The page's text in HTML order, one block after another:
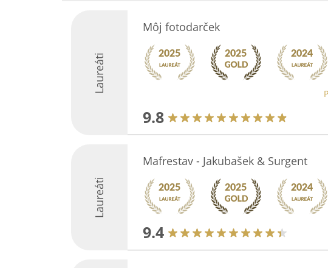
Laureáti
Môj fotodarček
9.8
Laureáti
Mafrestav - Jakubašek & Surgent
9.4